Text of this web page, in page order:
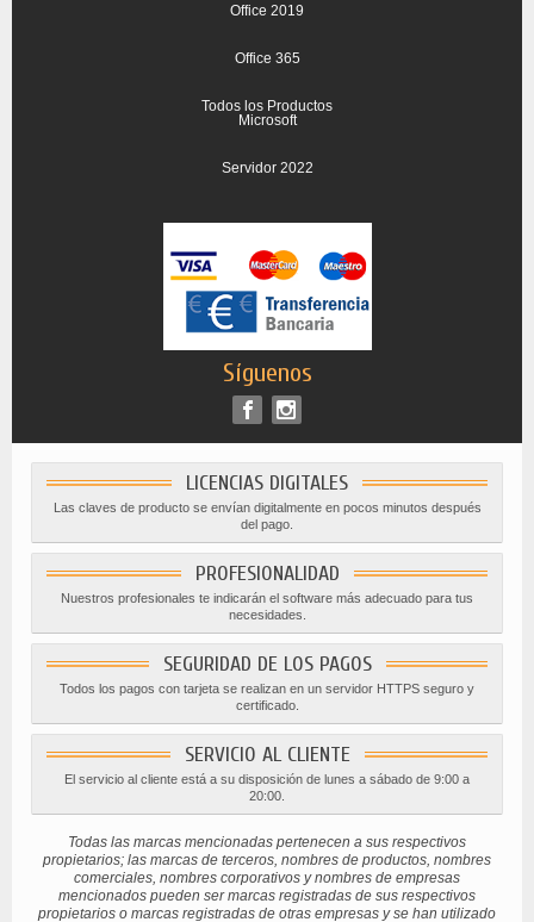
Office 2019
Office 365
Todos los Productos
Microsoft
Servidor 2022
Síguenos
LICENCIAS DIGITALES
Las claves de producto se envían digitalmente en pocos minutos después
del pago.
PROFESIONALIDAD
Nuestros profesionales te indicarán el software más adecuado para tus
necesidades.
SEGURIDAD DE LOS PAGOS
Todos los pagos con tarjeta se realizan en un servidor HTTPS seguro y
certificado.
SERVICIO AL CLIENTE
El servicio al cliente está a su disposición de lunes a sábado de 9:00 a
20:00.
Todas las marcas mencionadas pertenecen a sus respectivos
propietarios; las marcas de terceros, nombres de productos, nombres
comerciales, nombres corporativos y nombres de empresas
mencionados pueden ser marcas registradas de sus respectivos
propietarios o marcas registradas de otras empresas y se han utilizado